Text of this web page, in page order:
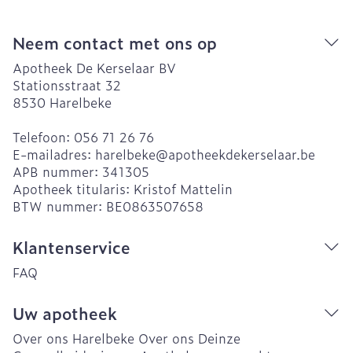
Neem contact met ons op
Apotheek De Kerselaar BV
Stationsstraat 32
8530 Harelbeke
Telefoon: 056 71 26 76
E-mailadres: harelbeke@apotheekdekerselaar.be
APB nummer: 341305
Apotheek titularis: Kristof Mattelin
BTW nummer: BE0863507658
Klantenservice
FAQ
Uw apotheek
Over ons Harelbeke Over ons Deinze